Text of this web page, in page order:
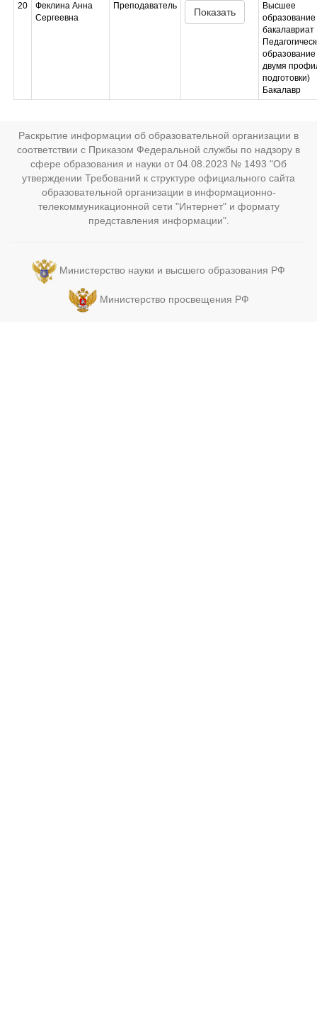
20
Феклина Анна
Сергеевна
Преподаватель
Показать
Высшее
образование
бакалавриат
образование
двумя
подготовки)
Бакалавр
Раскрытие информации об образовательной организации в
соответствии с Приказом Федеральной службы по надзору в
сфере образования и науки от 04.08.2023 № 1493 "Об
утверждении Требований к структуре официального сайта
образовательной организации в информационно-
телекоммуникационной сети "Интернет" и формату
представления информации".
Министерство науки и высшего образования РФ
Министерство просвещения РФ